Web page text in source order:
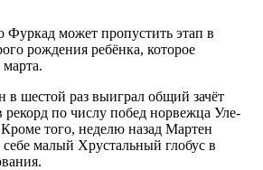
Фуркад может пропустить этап в
рождения ребёнка, которое
в шестой раз выиграл общий зачёт
по числу побед норвежца Уле-
того, неделю назад Мартен
малый Хрустальный глобус в